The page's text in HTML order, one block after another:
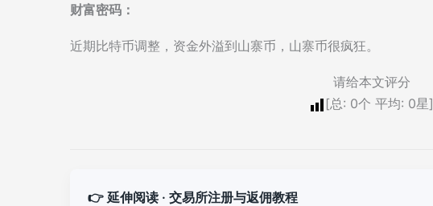
财富密码：
近期比特币调整，资金外溢到山寨币，山寨币很疯狂。
请给本文评分
[总: 0个 平均: 0星]
👉 延伸阅读 · 交易所注册与返佣教程